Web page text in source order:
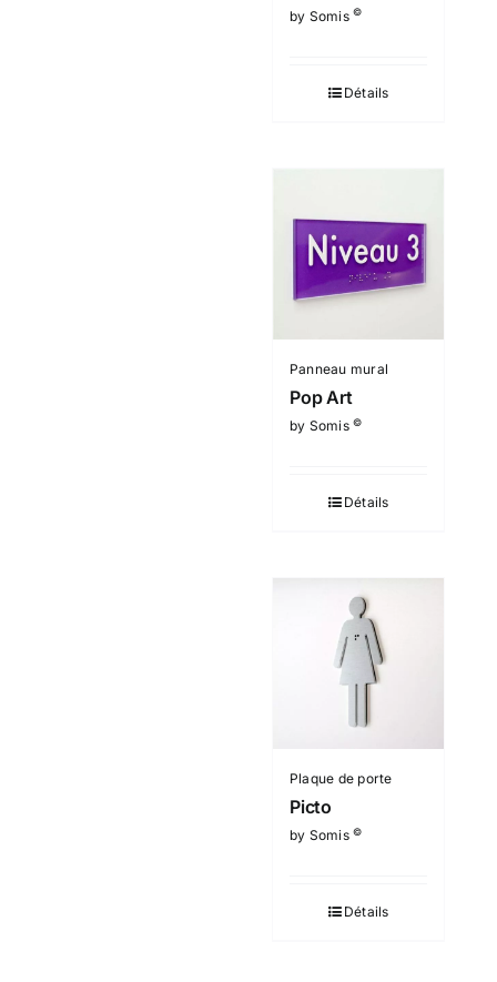
by Somis©
Détails
Panneau mural
Pop Art
by Somis©
Détails
Plaque de porte
Picto
by Somis©
Détails